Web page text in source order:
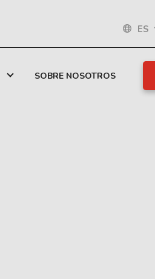
ES
SOBRE NOSOTROS